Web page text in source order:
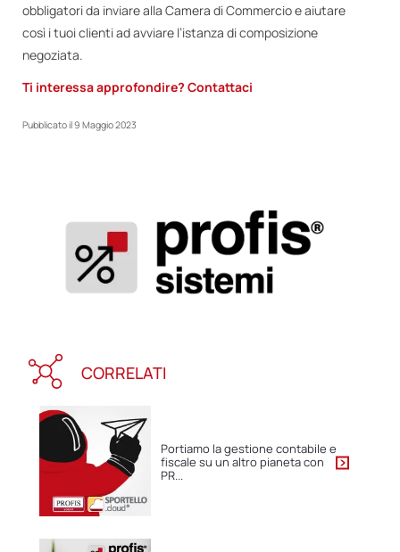
obbligatori da inviare alla Camera di Commercio e aiutare
così i tuoi clienti ad avviare l’istanza di composizione
negoziata.
Ti interessa approfondire? Contattaci
Pubblicato il9 Maggio 2023
CORRELATI
Portiamo la gestione contabile e
fiscale su un altro pianeta con
PR...